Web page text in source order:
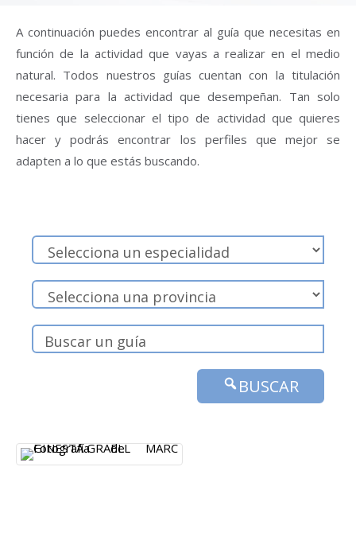
A continuación puedes encontrar al guía que necesitas en
función de la actividad que vayas a realizar en el medio
natural. Todos nuestros guías cuentan con la titulación
necesaria para la actividad que desempeñan. Tan solo
tienes que seleccionar el tipo de actividad que quieres
hacer y podrás encontrar los perfiles que mejor se
adapten a lo que estás buscando.
BUSCAR